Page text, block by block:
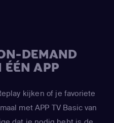
DEMAND
ÉÉN APP
kijken of je favoriete
met APP TV Basic van